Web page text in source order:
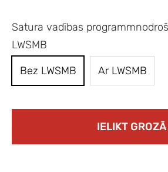
Satura vadības
LWSMB
Bez LWSMB Ar LWSMB
IELIKT GROZĀ